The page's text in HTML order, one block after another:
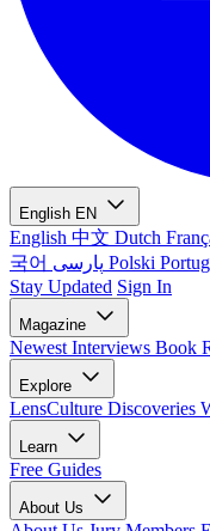
English EN
English 中文 Dutch
국어
Polski
Stay Updated Sign In
Magazine
Newest Interviews Book
Explore
LensCulture Discoveries
Learn
Free Guides
About Us